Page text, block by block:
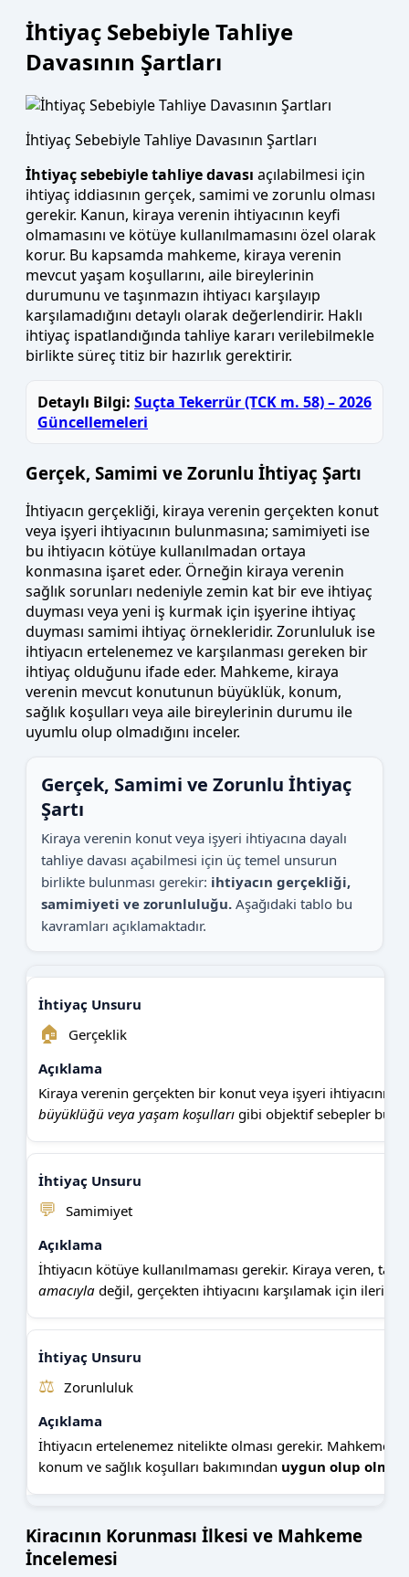
İhtiyaç Sebebiyle Tahliye
Davasının Şartları
İhtiyaç Sebebiyle Tahliye Davasının Şartları
İhtiyaç sebebiyle tahliye davası açılabilmesi için
ihtiyaç iddiasının gerçek, samimi ve zorunlu olması
gerekir. Kanun, kiraya verenin ihtiyacının keyfi
olmamasını ve kötüye kullanılmamasını özel olarak
korur. Bu kapsamda mahkeme, kiraya verenin
mevcut yaşam koşullarını, aile bireylerinin
durumunu ve taşınmazın ihtiyacı karşılayıp
karşılamadığını detaylı olarak değerlendirir. Haklı
ihtiyaç ispatlandığında tahliye kararı verilebilmekle
birlikte süreç titiz bir hazırlık gerektirir.
Detaylı Bilgi: Suçta Tekerrür (TCK m. 58) – 2026
Güncellemeleri
Gerçek, Samimi ve Zorunlu İhtiyaç Şartı
İhtiyacın gerçekliği, kiraya verenin gerçekten konut
veya işyeri ihtiyacının bulunmasına; samimiyeti ise
bu ihtiyacın kötüye kullanılmadan ortaya
konmasına işaret eder. Örneğin kiraya verenin
sağlık sorunları nedeniyle zemin kat bir eve ihtiyaç
duyması veya yeni iş kurmak için işyerine ihtiyaç
duyması samimi ihtiyaç örnekleridir. Zorunluluk ise
ihtiyacın ertelenemez ve karşılanması gereken bir
ihtiyaç olduğunu ifade eder. Mahkeme, kiraya
verenin mevcut konutunun büyüklük, konum,
sağlık koşulları veya aile bireylerinin durumu ile
uyumlu olup olmadığını inceler.
Gerçek, Samimi ve Zorunlu İhtiyaç
Şartı
Kiraya verenin konut veya işyeri ihtiyacına dayalı
tahliye davası açabilmesi için üç temel unsurun
birlikte bulunması gerekir: ihtiyacın gerçekliği,
samimiyeti ve zorunluluğu. Aşağıdaki tablo bu
kavramları açıklamaktadır.
🏠 Gerçeklik
Kiraya verenin gerçekten bir konut veya işyeri ihtiyacının
büyüklüğü veya yaşam koşulları gibi objektif sebepler bu
💬 Samimiyet
İhtiyacın kötüye kullanılmaması gerekir. Kiraya veren,
amacıyla değil, gerçekten ihtiyacını karşılamak için ileri
⚖️ Zorunluluk
İhtiyacın ertelenemez nitelikte olması gerekir.
konum ve sağlık koşulları bakımından uygun olup
Kiracının Korunması İlkesi ve Mahkeme
İncelemesi